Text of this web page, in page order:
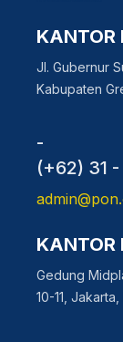
KANTOR
Jl. Gubernur
Kabupaten
-
(+62) 31
KANTOR
Gedung
10-11,